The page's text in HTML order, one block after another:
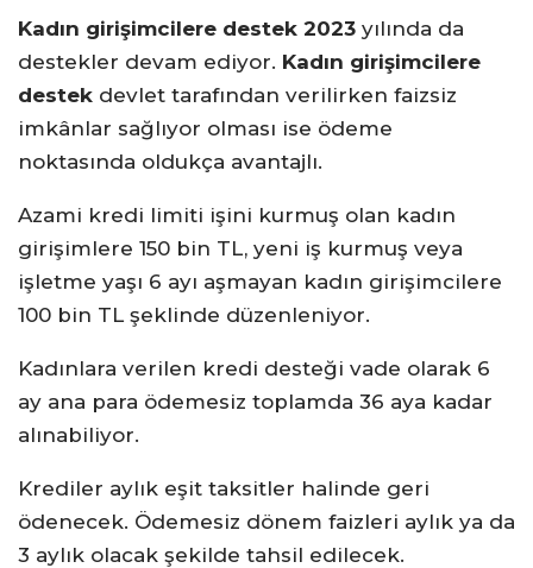
Kadın girişimcilere destek 2023 yılında da
destekler devam ediyor. Kadın girişimcilere
destek devlet tarafından verilirken faizsiz
imkânlar sağlıyor olması ise ödeme
noktasında oldukça avantajlı.
Azami kredi limiti işini kurmuş olan kadın
girişimlere 150 bin TL, yeni iş kurmuş veya
işletme yaşı 6 ayı aşmayan kadın girişimcilere
100 bin TL şeklinde düzenleniyor.
Kadınlara verilen kredi desteği vade olarak 6
ay ana para ödemesiz toplamda 36 aya kadar
alınabiliyor.
Krediler aylık eşit taksitler halinde geri
ödenecek. Ödemesiz dönem faizleri aylık ya da
3 aylık olacak şekilde tahsil edilecek.